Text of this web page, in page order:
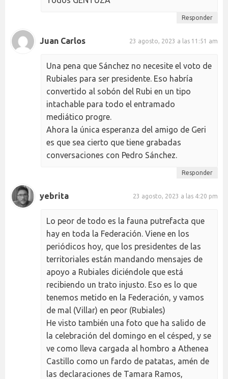
Responder
Juan Carlos 23 agosto, 2023 a las 11:51 am
Una pena que Sánchez no necesite el voto de
Rubiales para ser presidente. Eso habría
convertido al sobón del Rubi en un tipo
intachable para todo el entramado
mediático progre.
Ahora la única esperanza del amigo de Geri
es que sea cierto que tiene grabadas
conversaciones con Pedro Sánchez.
Responder
yebrita 23 agosto, 2023 a las 4:20 pm
Lo peor de todo es la fauna putrefacta que
hay en toda la Federación. Viene en los
periódicos hoy, que los presidentes de las
territoriales están mandando mensajes de
apoyo a Rubiales diciéndole que está
recibiendo un trato injusto. Eso es lo que
tenemos metido en la Federación, y vamos
de mal (Villar) en peor (Rubiales)
He visto también una foto que ha salido de
la celebración del domingo en el césped, y se
ve como lleva cargada al hombro a Athenea
Castillo como un fardo de patatas, amén de
las declaraciones de Tamara Ramos,